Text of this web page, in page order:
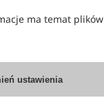
ma temat
ustawienia
KUP
Bestseller!